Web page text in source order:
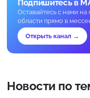
Подпишитесь в
Оставайтесь с нами
области прямо в
Открыть канал →
Новости по